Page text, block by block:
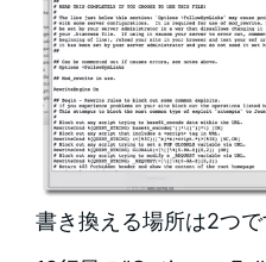
書き換える場所は2つで